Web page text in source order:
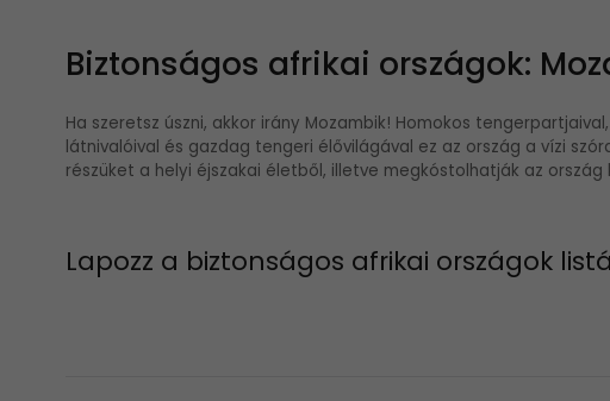
Biztonságos afrikai országok:
Ha szeretsz úszni, akkor irány Mozambik! Homokos
látnivalóival és gazdag tengeri élővilágával ez az ország a vízi
részüket a helyi éjszakai életből, illetve megkóstolhatják az ország
Lapozz a biztonságos afrikai országok